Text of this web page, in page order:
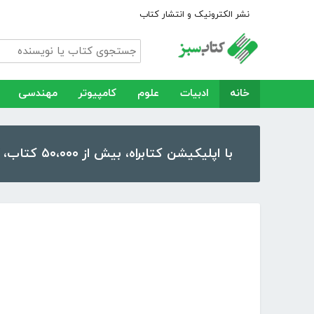
نشر الکترونیک و انتشار کتاب
خانه ادبیات علوم کامپیوتر مهندسی
با اپلیکیشن کتابراه، بیش از ۵۰،۰۰۰ کتاب، کتاب صوتی و رمان را در موبایل و تبلت خود داشته باشید!